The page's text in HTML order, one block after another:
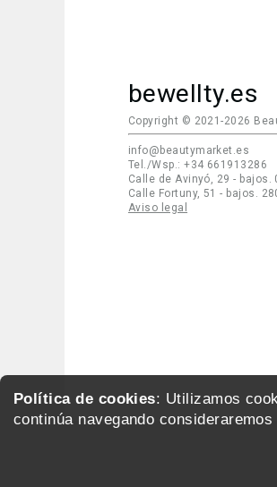
Política de cookies: Utilizamos
continúa navegando
bewellty.es
Copyright © 2021-2026
info@beautymarket.es
Tel./Wsp.: +34 661913286
Calle de Avinyó, 29 - bajos.
Calle Fortuny, 51 - bajos.
Aviso legal